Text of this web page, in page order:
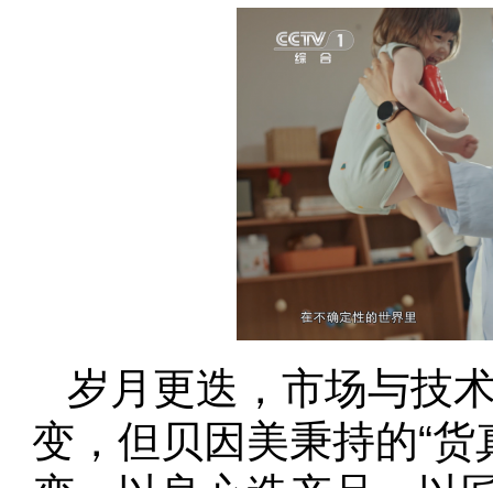
岁月更迭，市场与技
变，但贝因美秉持的“